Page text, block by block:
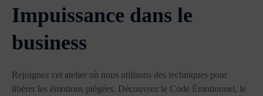
Impuissance dans le
business
Rejoignez cet atelier où nous utilisons des techniques pour
libérer les émotions piégées. Découvrez le Code Émotionnel, le